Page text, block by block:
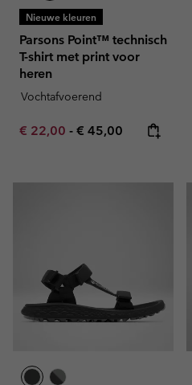
Nieuwe kleuren
Parsons Point™ technisch
T-shirt met print voor
heren
Vochtafvoerend
Minimum sale price:
€ 22,00 - Maximum price:
€ 45,00